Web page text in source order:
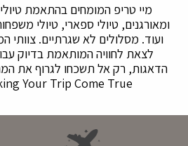
מיי טריפ המומחים בהתאמת
ומאורגנים, טיולי ספארי, טיולי
ועוד. מסלולים לא שגרתיים. צוותי
לצאת לחוויה המותאמת בדיוק
הדאגות, רק אל תשכחו לגרוף את
Your Trip Come True